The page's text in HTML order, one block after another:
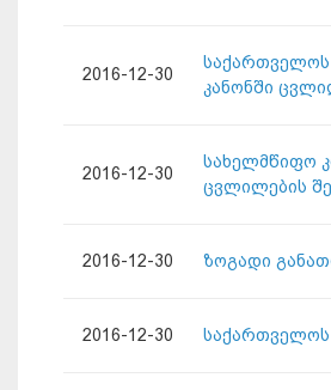
2016-12-30
საქართველოს
კანონში
2016-12-30
სახელმწიფო
ცვლილების
2016-12-30 ზოგადი
2016-12-30 საქართველოს